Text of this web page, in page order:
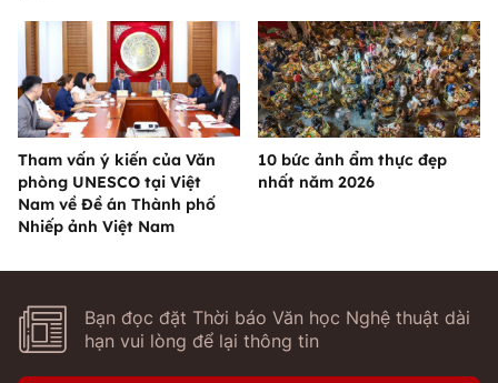
Tham vấn ý kiến của Văn
phòng UNESCO tại Việt
Nam về Đề án Thành phố
Nhiếp ảnh Việt Nam
10 bức ảnh ẩm thực đẹp
nhất năm 2026
Bạn đọc đặt Thời báo Văn học Nghệ thuật dài
hạn vui lòng để lại thông tin